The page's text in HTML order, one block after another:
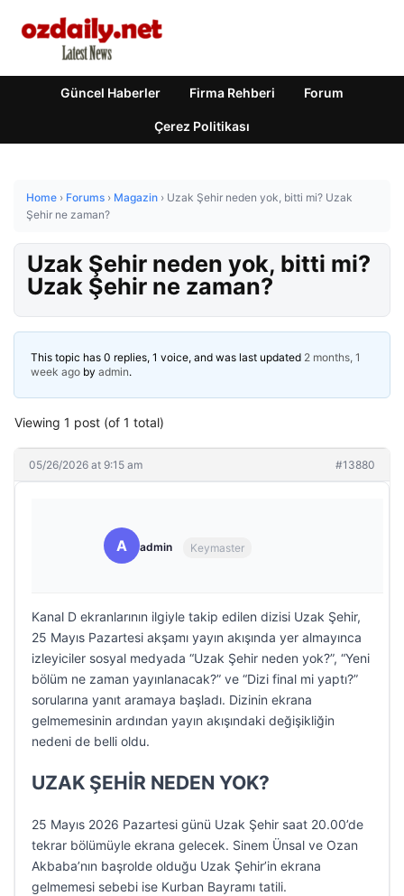
Güncel Haberler Firma Rehberi Forum
Çerez Politikası
Home › Forums › Magazin › Uzak Şehir neden yok, bitti mi? Uzak
Şehir ne zaman?
Uzak Şehir neden yok, bitti mi?
Uzak Şehir ne zaman?
This topic has 0 replies, 1 voice, and was last updated 2 months, 1
week ago by admin.
Viewing 1 post (of 1 total)
05/26/2026 at 9:15 am #13880
A admin Keymaster
Kanal D ekranlarının ilgiyle takip edilen dizisi Uzak Şehir,
25 Mayıs Pazartesi akşamı yayın akışında yer almayınca
izleyiciler sosyal medyada “Uzak Şehir neden yok?”, “Yeni
bölüm ne zaman yayınlanacak?” ve “Dizi final mi yaptı?”
sorularına yanıt aramaya başladı. Dizinin ekrana
gelmemesinin ardından yayın akışındaki değişikliğin
nedeni de belli oldu.
UZAK ŞEHİR NEDEN YOK?
25 Mayıs 2026 Pazartesi günü Uzak Şehir saat 20.00’de
tekrar bölümüyle ekrana gelecek. Sinem Ünsal ve Ozan
Akbaba’nın başrolde olduğu Uzak Şehir’in ekrana
gelmemesi sebebi ise Kurban Bayramı tatili.